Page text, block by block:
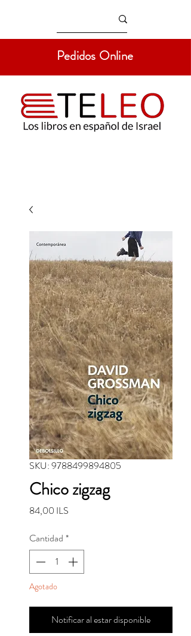
Pedidos Online
SKU: 9788499894805
Chico zigzag
84,00 ILS
Cantidad *
Agotado
Notificar al estar disponible